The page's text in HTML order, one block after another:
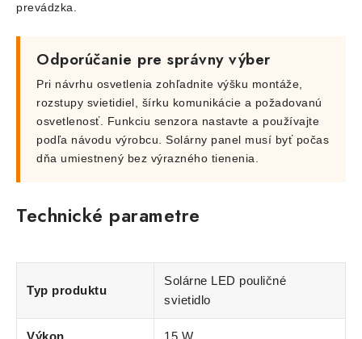
prevádzka.
Odporúčanie pre správny výber
Pri návrhu osvetlenia zohľadnite výšku montáže,
rozstupy svietidiel, šírku komunikácie a požadovanú
osvetlenosť. Funkciu senzora nastavte a používajte
podľa návodu výrobcu. Solárny panel musí byť počas
dňa umiestnený bez výrazného tienenia.
Technické parametre
Typ produktu
Solárne LED pouličné
svietidlo
Výkon 15 W